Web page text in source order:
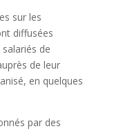
sur les
diffusées
de
de leur
en quelques
par des